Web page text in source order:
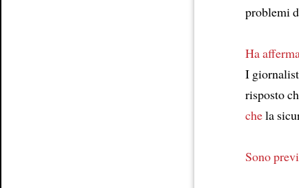
problemi
Ha
I
risposto
chela
Sono